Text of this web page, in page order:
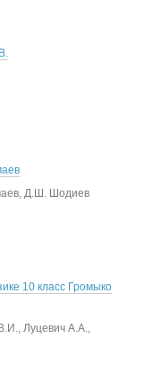
Д.Ш. Шодиев
10 класс Громыко
Луцевич А.А.,